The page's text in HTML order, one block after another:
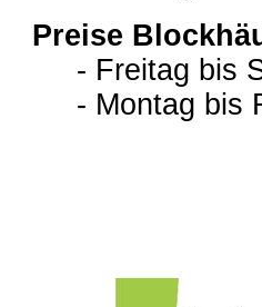
Preise
- Freitag bis
- Montag bis